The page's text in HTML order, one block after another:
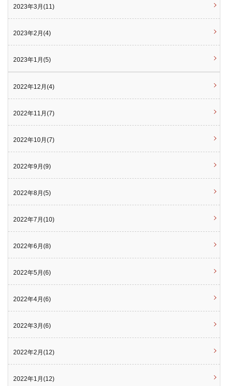
2023年3月(11)
2023年2月(4)
2023年1月(5)
2022年12月(4)
2022年11月(7)
2022年10月(7)
2022年9月(9)
2022年8月(5)
2022年7月(10)
2022年6月(8)
2022年5月(6)
2022年4月(6)
2022年3月(6)
2022年2月(12)
2022年1月(12)